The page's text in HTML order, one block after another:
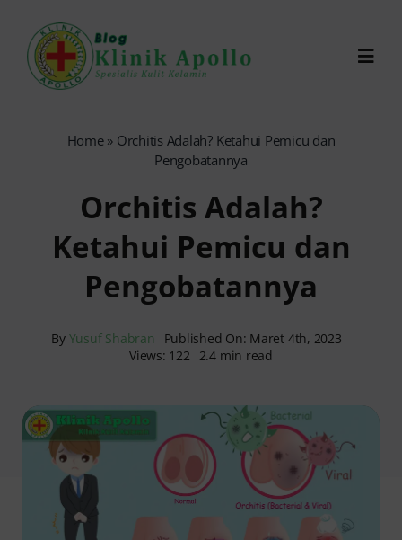
content
Reservasi Online
Home» Orchitis Adalah? Ketahui Pemicu dan
Pengobatannya
Orchitis Adalah?
Ketahui Pemicu dan
Pengobatannya
By Yusuf Shabran
Published On: Maret 4th, 2023
Views: 122
2.4 min read